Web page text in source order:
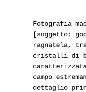
Fotografia
[soggetto:
ragnatela,
cristalli di
campo
dettaglio